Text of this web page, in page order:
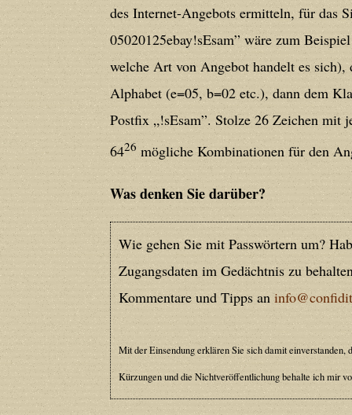
Deprecated: Creation of dynamic
deprecated in/home/users/confidit/
line210
Deprecated: Creation of dynamic
deprecated in/home/users/confidit/
line212
Deprecated: Creation of dynamic
deprecated in/home/users/confidit/
line 213
Deprecated: Creation of dynamic
/home/users/confidit/www/cms/
des Internet-Angebots ermitteln, für das
05020125ebay!sEsam” wäre zum
welche Art von Angebot handelt es sich),
Alphabet (e=05, b=02 etc.), dann dem
Postfix „!sEsam”. Stolze 26 Zeichen mit
6426mögliche Kombinationen für den
Was denken Sie darüber?
Wie gehen Sie mit Passwörtern um?
Zugangsdaten im Gedächtnis zu
Kommentare und Tipps an
Mit der Einsendung erklären Sie sich damit
Kürzungen und die Nichtveröffentlichung behalte ich mir